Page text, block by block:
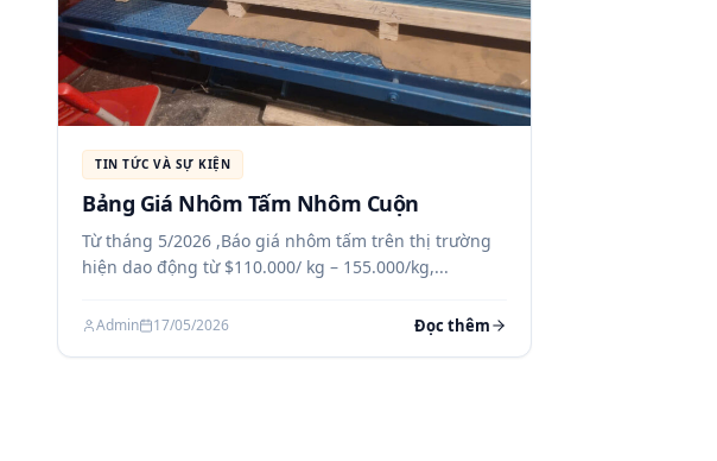
TIN TỨC VÀ SỰ KIỆN
Bảng Giá Nhôm Tấm Nhôm Cuộn
Từ tháng 5/2026 ,Báo giá nhôm tấm trên thị trường
hiện dao động từ $110.000/ kg – 155.000/kg,...
Admin 17/05/2026 Đọc thêm